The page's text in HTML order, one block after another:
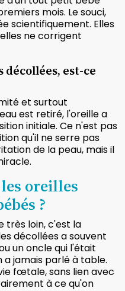
mois. Le souci,
scientifiquement. Elles
ne corrigent
est-ce
et surtout
est retiré, l'oreille a
initiale. Ce n'est pas
qu'il ne serre pas
de la peau, mais il
les oreilles
?
très loin, c'est la
décollées a souvent
un oncle qui l'était
a jamais parlé à table.
fœtale, sans lien avec
à ce qu'on